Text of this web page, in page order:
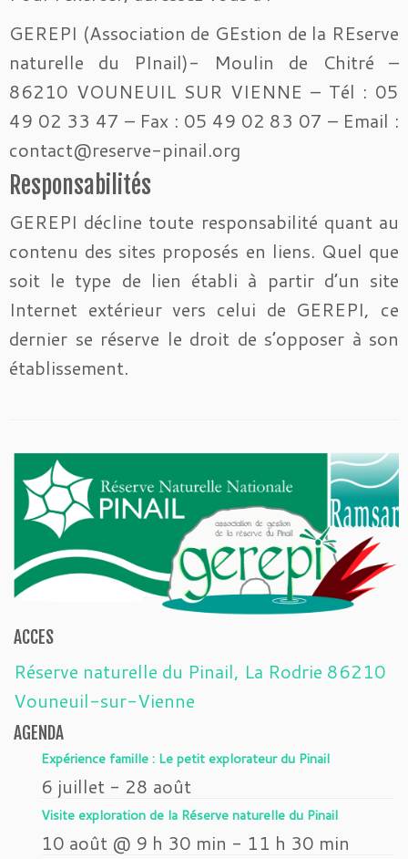
GEREPI (Association de GEstion de la REserve
naturelle du PInail)- Moulin de Chitré –
86210 VOUNEUIL SUR VIENNE – Tél : 05
49 02 33 47 – Fax : 05 49 02 83 07 – Email :
contact@reserve-pinail.org
Responsabilités
GEREPI décline toute responsabilité quant au
contenu des sites proposés en liens. Quel que
soit le type de lien établi à partir d’un site
Internet extérieur vers celui de GEREPI, ce
dernier se réserve le droit de s’opposer à son
établissement.
ACCES
Réserve naturelle du Pinail, La Rodrie 86210
Vouneuil-sur-Vienne
AGENDA
Expérience famille : Le petit explorateur du Pinail
6 juillet - 28 août
Visite exploration de la Réserve naturelle du Pinail
10 août @ 9 h 30 min - 11 h 30 min